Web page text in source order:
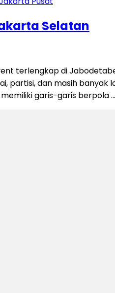
Selatan
terlengkap di
partisi, dan masih
garis-garis berpola …